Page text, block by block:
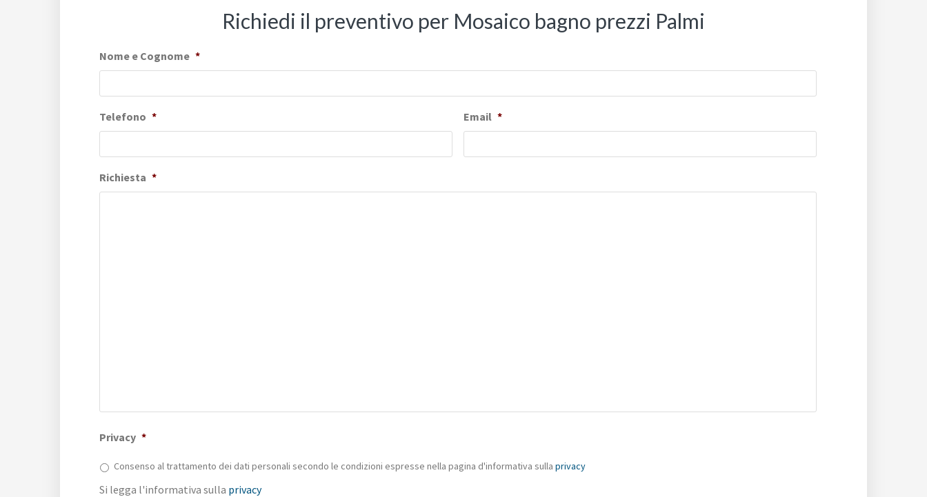
Richiedi il preventivo per Mosaico bagno prezzi Palmi
Nome e Cognome *
Telefono * Email *
Richiesta *
Privacy *
Consenso al trattamento dei dati personali secondo le condizioni espresse nella pagina d'informativa sulla privacy
Si legga l'informativa sulla privacy